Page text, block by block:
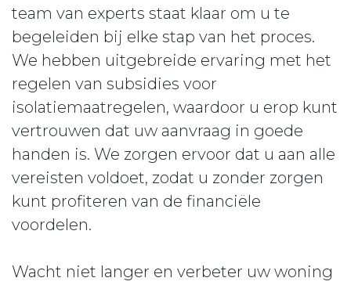
team van experts staat klaar om u te
begeleiden bij elke stap van het proces.
We hebben uitgebreide ervaring met het
regelen van subsidies voor
isolatiemaatregelen, waardoor u erop kunt
vertrouwen dat uw aanvraag in goede
handen is. We zorgen ervoor dat u aan alle
vereisten voldoet, zodat u zonder zorgen
kunt profiteren van de financiële
voordelen.
Wacht niet langer en verbeter uw woning